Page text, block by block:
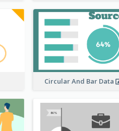
Circular And Bar Data